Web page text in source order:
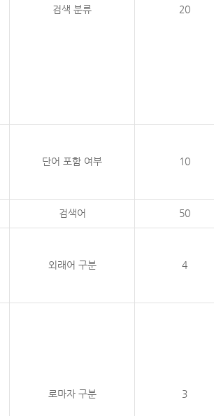
검색 분류 20
단어 포함 여부 10
검색어 50
외래어 구분 4
로마자 구분 3